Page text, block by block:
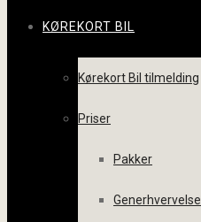
KØREKORT BIL
Kørekort Bil tilmelding
Priser
Pakker
Generhvervelse